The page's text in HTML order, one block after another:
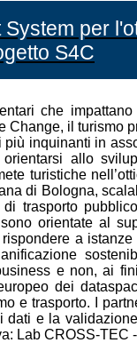
per
S4C
che
il turismo
inquinanti in
allo
turistiche
di Bologna,
di trasporto
orientate al
a
e non, ai
dei
e trasporto. I
dati e la
Lab CROSS-TEC